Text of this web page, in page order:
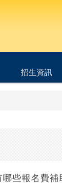
招生資訊
些報名費